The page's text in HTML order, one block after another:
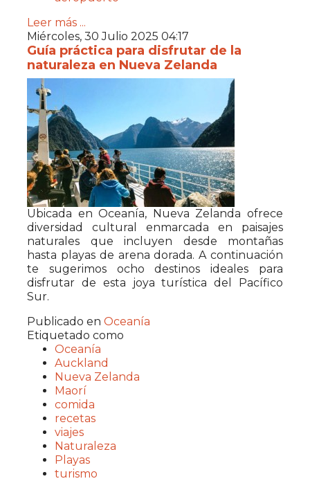
Leer más ...
Miércoles, 30 Julio 2025 04:17
Guía práctica para disfrutar de la
naturaleza en Nueva Zelanda
Ubicada en Oceanía, Nueva Zelanda ofrece
diversidad cultural enmarcada en paisajes
naturales que incluyen desde montañas
hasta playas de arena dorada. A continuación
te sugerimos ocho destinos ideales para
disfrutar de esta joya turística del Pacífico
Sur.
Publicado en Oceanía
Etiquetado como
Oceanía
Auckland
Nueva Zelanda
Maorí
comida
recetas
viajes
Naturaleza
Playas
turismo